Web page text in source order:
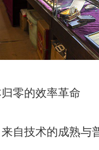
零的效率革命
自技术的成熟与